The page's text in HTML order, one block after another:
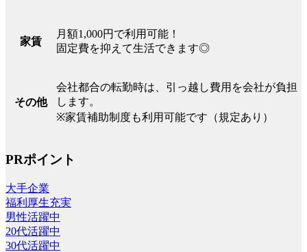
家賃
月額1,000円で利用可能！
固定費を抑えて生活できます◎
その他
会社都合の転勤時は、引っ越し費用を会社が負担
します。
※家賃補助制度も利用可能です（規定あり）
PRポイント
大手企業
福利厚生充実
男性活躍中
20代活躍中
30代活躍中